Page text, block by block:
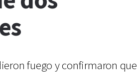
fuego y confirmaron que